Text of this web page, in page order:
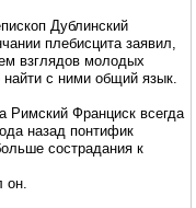
Дублинский
плебисцита заявил,
взглядов молодых
с ними общий язык.
Римский Франциск всегда
назад понтифик
сострадания к
он.